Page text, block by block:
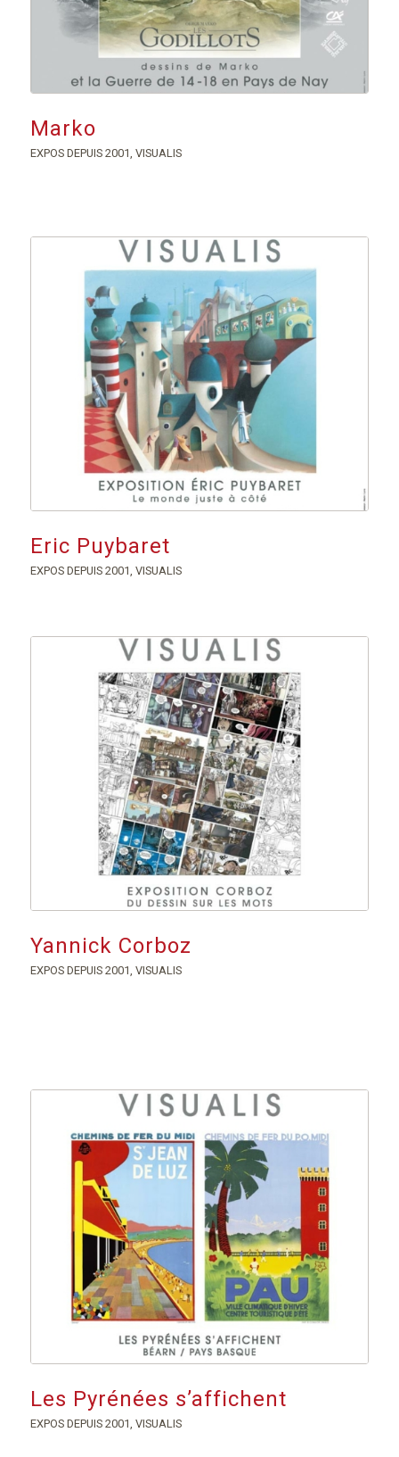
Marko
EXPOS DEPUIS 2001 VISUALIS
Eric Puybaret
EXPOS DEPUIS 2001, VISUALIS
Yannick Corboz
EXPOS DEPUIS 2001, VISUALIS
Les Pyrénées s’affichent
EXPOS DEPUIS 2001, VISUALIS